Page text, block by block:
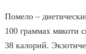
Помело –
100 граммах мякоти
38 калорий.